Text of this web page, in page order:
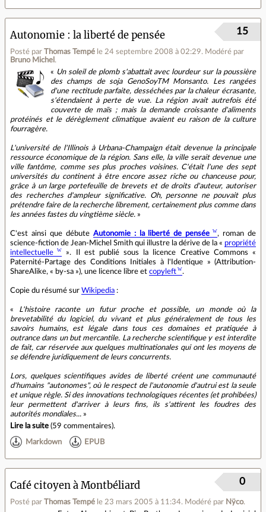
Autonomie : la liberté de pensée
Posté par Thomas Tempé le 24 septembre 2008 à 02:29. Modéré par
Bruno Michel .
15
« Un soleil de plomb s'abattait avec lourdeur sur la poussière
des champs de soja GenoSoyTM Monsanto. Les rangées
d'une rectitude parfaite, desséchées par la chaleur écrasante,
s'étendaient à perte de vue. La région avait autrefois été
couverte de maïs ; mais la demande croissante d'aliments
protéinés et le dérèglement climatique avaient eu raison de la culture
fourragère.
L'université de l'Illinois à Urbana-Champaign était devenue la principale
ressource économique de la région. Sans elle, la ville serait devenue une
ville fantôme, comme ses plus proches voisines. C'était l'une des sept
universités du continent à être encore assez riche ou chanceuse pour,
grâce à un large portefeuille de brevets et de droits d'auteur, autoriser
des recherches d'ampleur significative. Oh, personne ne pouvait plus
prétendre faire de la recherche librement, certainement plus comme dans
les années fastes du vingtième siècle. »
C'est ainsi que débute Autonomie : la liberté de pensée
, roman de
science-fiction de Jean-Michel Smith qui illustre la dérive de la « propriété
intellectuelle
». Il est publié sous la licence Creative Commons «
Paternité-Partage des Conditions Initiales à l'Identique » (Attribution-
ShareAlike, « by-sa »), une licence libre et copyleft .
Copie du résumé sur Wikipedia :
«
L'histoire raconte un futur proche et possible, un monde où la
brevetabilité du logiciel, du vivant et plus généralement de tous les
savoirs humains, est légale dans tous ces domaines et pratiquée à
outrance dans un but mercantile. La recherche scientifique y est interdite
de fait, car réservée aux quelques multinationales qui ont les moyens de
se défendre juridiquement de leurs concurrents.
Lors, quelques scientifiques avides de liberté créent une communauté
d'humains "autonomes", où le respect de l'autonomie d'autrui est la seule
et unique règle. Si des innovations technologiques récentes (et prohibées)
leur permettent d'arriver à leurs fins, ils s'attirent les foudres des
autorités mondiales... »
Lire la suite (59 commentaires).
Markdown EPUB
Café citoyen à Montbéliard
Posté par Thomas Tempé le 23 mars 2005 à 11:34. Modéré par Nÿco.
0